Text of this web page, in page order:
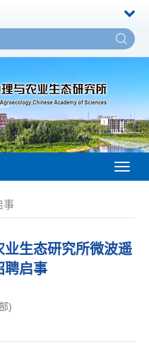
事
业生态研究所微波遥
聘启事
)